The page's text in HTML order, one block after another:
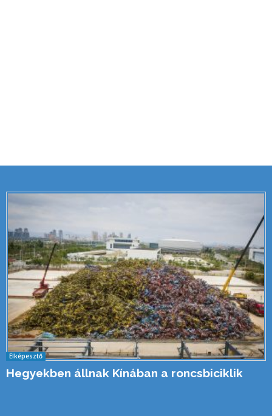
Elképesztő
Hegyekben állnak Kínában a roncsbiciklik